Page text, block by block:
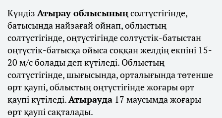
Күндіз Атырау облысыныңсолтүстігінде,
батысында найзағай ойнап, облыстың
солтүстігінде, оңтүстігінде солтүстік-батыстан
оңтүстік-батысқа ойыса соққан желдің екпіні 15-
20 м/с болады деп күтіледі. Облыстың
солтүстігінде, шығысында, орталығында төтенше
өрт қаупі, облыстың оңтүстігінде жоғары өрт
қаупі күтіледі.Атырауда 17 маусымда жоғары
өрт қаупі сақталады.